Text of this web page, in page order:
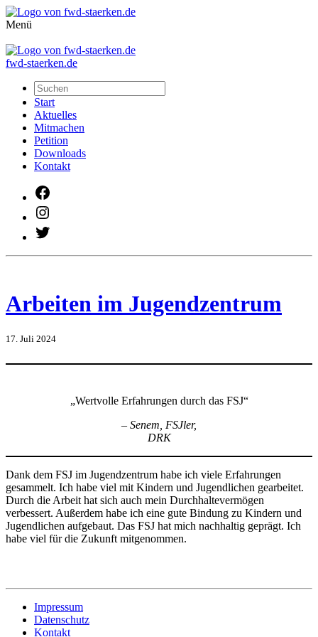
Menü
fwd-staerken.de
Start
Aktuelles
Mitmachen
Petition
Downloads
Kontakt
Arbeiten im Jugendzentrum
17. Juli 2024
„Wertvolle Erfahrungen durch das FSJ“
– Senem, FSJler,
DRK
Dank dem FSJ im Jugendzentrum habe ich viele Erfahrungen
gesammelt. Ich habe viel mit Kindern und Jugendlichen gearbeitet.
Durch die Arbeit hat sich auch mein Durchhaltevermögen
verbessert. Außerdem habe ich eine gute Bindung zu Kindern und
Jugendlichen aufgebaut. Das FSJ hat mich nachhaltig geprägt. Ich
habe viel für die Zukunft mitgenommen.
Impressum
Datenschutz
Kontakt